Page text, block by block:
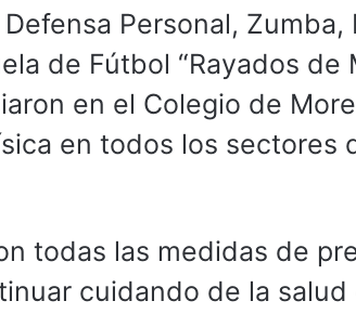
Personal, Zumba,
de Fútbol “Rayados de
en el Colegio de
en todos los sectores
todas las medidas de
cuidando de la